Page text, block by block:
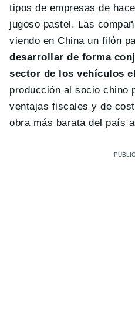
tipos de empresas de
jugoso pastel. Las
viendo en China un filón
desarrollar de forma
sector de los vehículos
producción al socio chino
ventajas fiscales y de
obra más barata del país